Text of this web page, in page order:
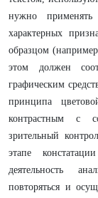
нужно
характерных
образцом
этом должен
графическим
принципа
контрастным с
зрительный
этапе
деятельность
повторяться и